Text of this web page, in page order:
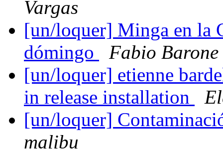
Vargas
[un/loquer] Minga en la
dómingo
Fabio Barone
[un/loquer] etienne
in release installation
[un/loquer]
malibu